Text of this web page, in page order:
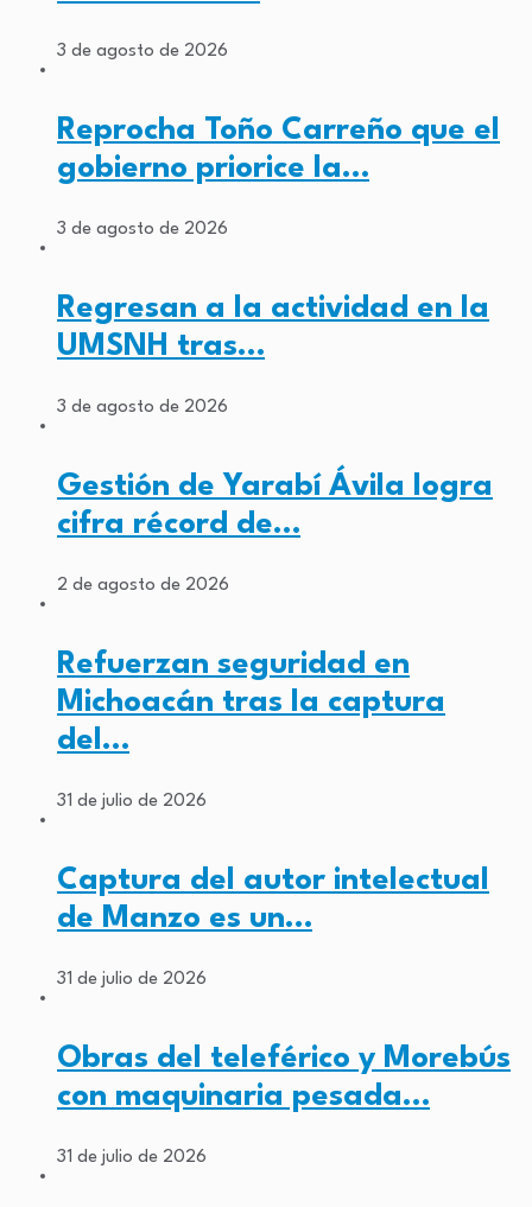
3 de agosto de 2026
Reprocha Toño Carreño que el
gobierno priorice la…
3 de agosto de 2026
Regresan a la actividad en la
UMSNH tras…
3 de agosto de 2026
Gestión de Yarabí Ávila logra
cifra récord de…
2 de agosto de 2026
Refuerzan seguridad en
Michoacán tras la captura
del…
31 de julio de 2026
Captura del autor intelectual
de Manzo es un…
31 de julio de 2026
Obras del teleférico y Morebús
con maquinaria pesada…
31 de julio de 2026